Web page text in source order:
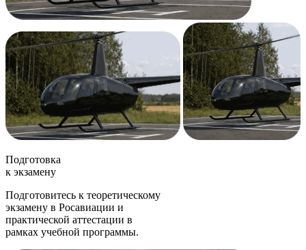
Подготовка
к экзамену
Подготовитесь к теоретическому
экзамену в Росавиации и
практической аттестации в
рамках учебной программы.